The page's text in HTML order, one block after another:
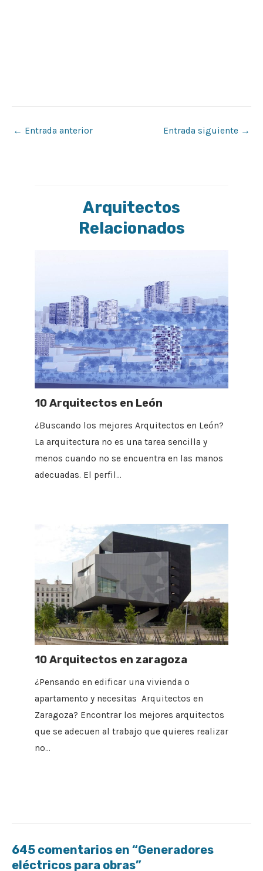
← Entrada anterior Entrada siguiente →
Arquitectos
Relacionados
10 Arquitectos en León
¿Buscando los mejores Arquitectos en León?
La arquitectura no es una tarea sencilla y
menos cuando no se encuentra en las manos
adecuadas. El perfil…
10 Arquitectos en zaragoza
¿Pensando en edificar una vivienda o
apartamento y necesitas Arquitectos en
Zaragoza? Encontrar los mejores arquitectos
que se adecuen al trabajo que quieres realizar
no…
645 comentarios en “Generadores
eléctricos para obras”